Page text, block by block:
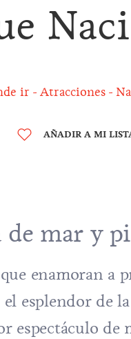
ir Atracciones
AÑADIR A MI
mar y
enamoran a
el esplendor de
espectáculo de